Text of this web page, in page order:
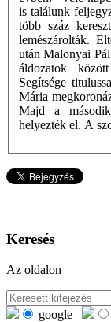
is találunk
több száz
lemészárolták.
után Malonyai
áldozatok
Segítsége
Mária
Majd a
helyezték el. A
Keresés
Az oldalon
google